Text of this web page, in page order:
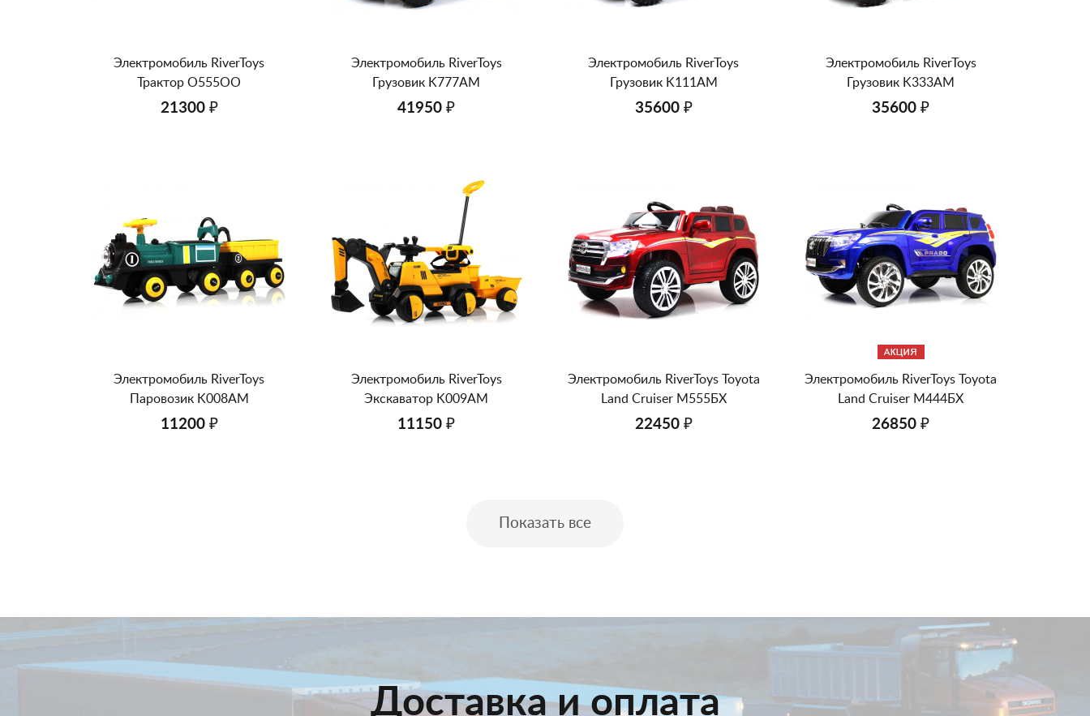
Электромобиль RiverToys
Трактор O555OO
21300 ₽
Электромобиль RiverToys
Грузовик K777AM
41950 ₽
Электромобиль RiverToys
Грузовик K111AM
35600 ₽
Электромобиль RiverToys
Грузовик K333AM
35600 ₽
Электромобиль RiverToys
Паровозик K008AM
11200 ₽
Электромобиль RiverToys
Экскаватор K009AM
11150 ₽
Электромобиль RiverToys Toyota
Land Cruiser М555БХ
22450 ₽
Электромобиль RiverToys Toyota
Land Cruiser М444БХ
26850 ₽
Показать все
Доставка и оплата